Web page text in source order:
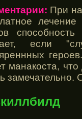
При
если
манакоста,